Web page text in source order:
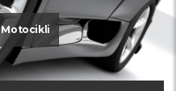
Motocikli